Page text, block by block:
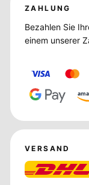
ZAHLUNG
Bezahlen Sie
einem unserer
VERSAND